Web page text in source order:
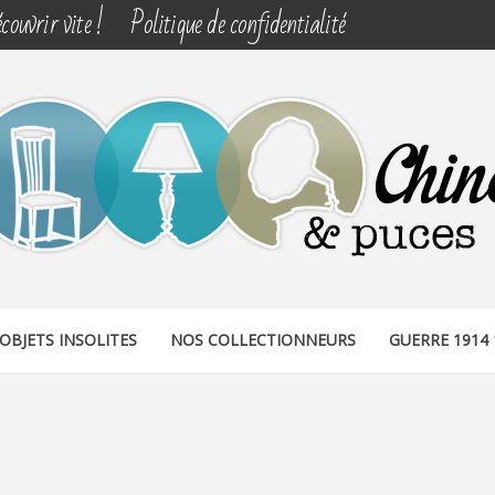
vite ! Politique de confidentialité
PUCES
OBJETS INSOLITES NOS COLLECTIONNEURS GUERRE 1914